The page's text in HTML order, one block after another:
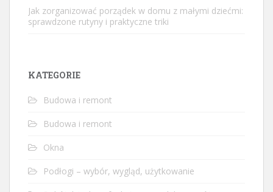
Jak zorganizować porządek w domu z małymi dziećmi:
sprawdzone rutyny i praktyczne triki
KATEGORIE
Budowa i remont
Budowa i remont
Okna
Podłogi – wybór, wygląd, użytkowanie